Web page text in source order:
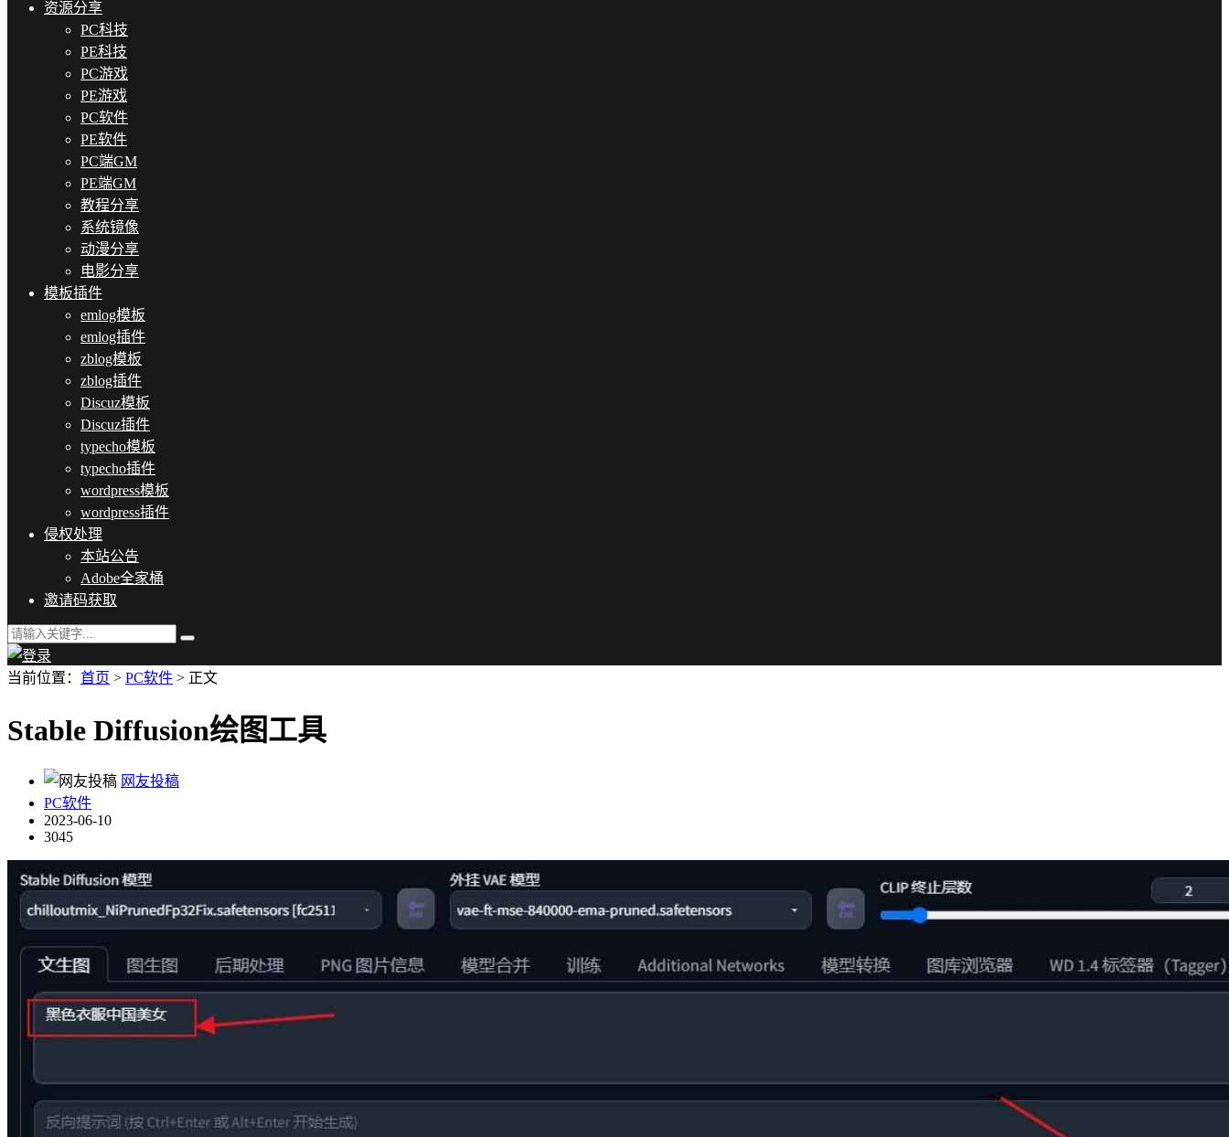
资源分享
PC科技
PE科技
PC游戏
PE游戏
PC软件
PE软件
PC端GM
PE端GM
教程分享
系统镜像
动漫分享
电影分享
模板插件
emlog模板
emlog插件
zblog模板
zblog插件
Discuz模板
Discuz插件
typecho模板
typecho插件
wordpress模板
wordpress插件
侵权处理
本站公告
Adobe全家桶
邀请码获取
当前位置： 首页 > PC软件 > 正文
Stable Diffusion绘图工具
网友投稿
PC软件
2023-06-10
3045